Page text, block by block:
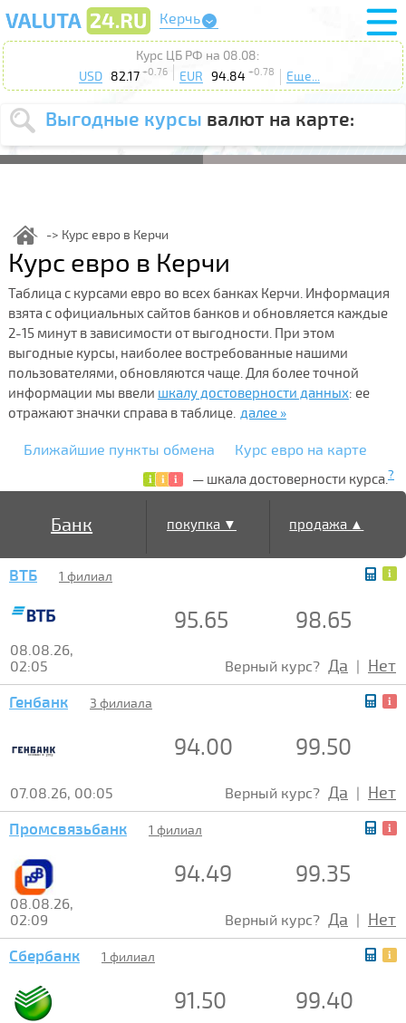
Керчь
Курс ЦБ РФ на 08.08:
USD
82.17 +0.76 EUR 94.84 +0.78 Еще...
Выгодные курсы валют на карте:
Выберите
USD EUR
курс от
Выберите
действие : Продать
Поиск
Курс евро в Керчи
Курс евро в Керчи
Таблица с курсами евро во всех банках Керчи. Информация
взята с официальных сайтов банков и обновляется каждые
2-15 минут в зависимости от выгодности. При этом
выгодные курсы, наиболее востребованные нашими
пользователями, обновляются чаще. Для более точной
информации мы ввели шкалу достоверности данных: ее
отражают значки справа в таблице. далее »
Ближайшие пункты обмена Курс евро на карте
— шкала достоверности курса.?
Банк покупка ▼ продажа ▲
ВТБ 1 филиал
95.65 98.65
08.08.26,
02:05
Верный курс? Да | Нет
Генбанк 3 филиала
94.00 99.50
07.08.26, 00:05 Верный курс? Да | Нет
Промсвязьбанк 1 филиал
94.49 99.35
08.08.26,
02:09
Верный курс? Да | Нет
Сбербанк 1 филиал
91.50 99.40